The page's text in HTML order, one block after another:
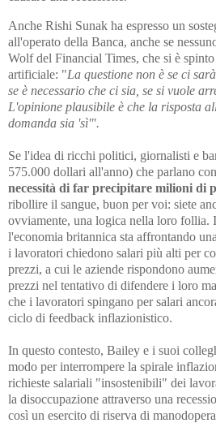
Anche Rishi Sunak ha espresso un
all'operato della Banca, anche se
Wolf del Financial Times, che si è
artificiale: "La questione non è se ci
se è necessario che ci sia, se si vuole
L'opinione plausibile è che la risposta
domanda sia 'sì'".
Se l'idea di ricchi politici, giornalisti e
575.000 dollari all'anno) che parlano
necessità di far precipitare milioni di
ribollire il sangue, buon per voi: siete
ovviamente, una logica nella loro follia.
l'economia britannica sta affrontando
i lavoratori chiedono salari più alti per
prezzi, a cui le aziende rispondono
prezzi nel tentativo di difendere i loro
che i lavoratori spingano per salari
ciclo di feedback inflazionistico.
In questo contesto, Bailey e i suoi
modo per interrompere la spirale
richieste salariali "insostenibili" dei
la disoccupazione attraverso una
così un esercito di riserva di